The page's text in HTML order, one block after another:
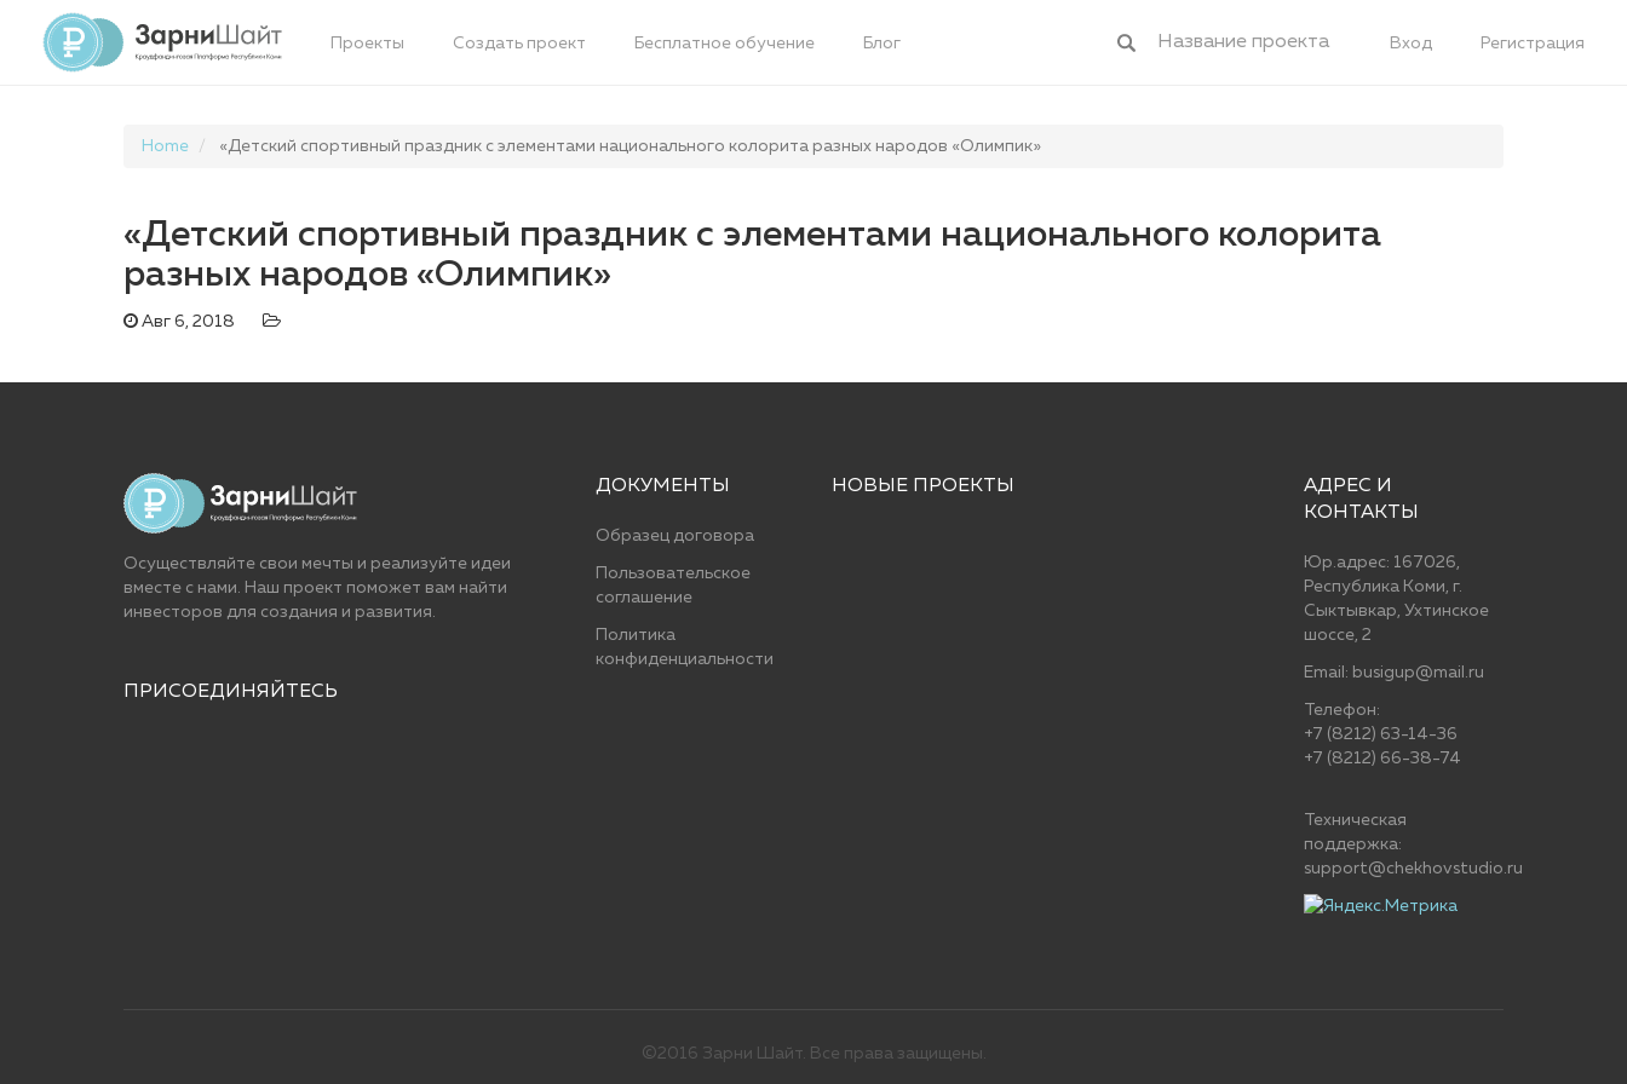
Проекты Создать проект Бесплатное обучение Блог Вход Регистрация
Home «Детский спортивный праздник с элементами национального колорита разных народов «Олимпик»
«Детский спортивный праздник с элементами национального колорита
разных народов «Олимпик»
Авг 6, 2018
Осуществляйте свои мечты и реализуйте идеи
вместе с нами. Наш проект поможет вам найти
инвесторов для cоздания и развития.
ПРИСОЕДИНЯЙТЕСЬ
ДОКУМЕНТЫ
Образец договора
Пользовательское
соглашение
Политика
конфиденциальности
НОВЫЕ ПРОЕКТЫ
АДРЕС И
КОНТАКТЫ
Юр.адрес: 167026,
Республика Коми, г.
Сыктывкар, Ухтинское
шоссе, 2
Email: busigup@mail.ru
Телефон:
+7 (8212) 63-14-36
+7 (8212) 66-38-74
Техническая
поддержка:
support@chekhovstudio.ru
©2016 Зарни Шайт. Все права защищены.